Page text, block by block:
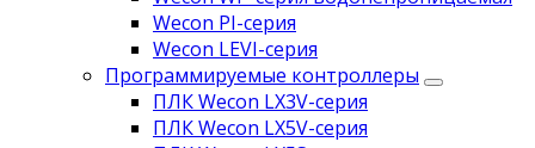
Wecon PI-серия
Wecon LEVI-серия
Программируемые контроллеры
ПЛК Wecon LX3V-серия
ПЛК Wecon LX5V-серия